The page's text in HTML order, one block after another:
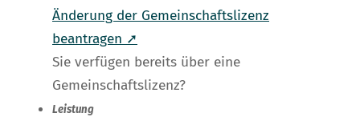
Änderung der Gemeinschaftslizenz
beantragen ➚
Sie verfügen bereits über eine
Gemeinschaftslizenz?
Leistung